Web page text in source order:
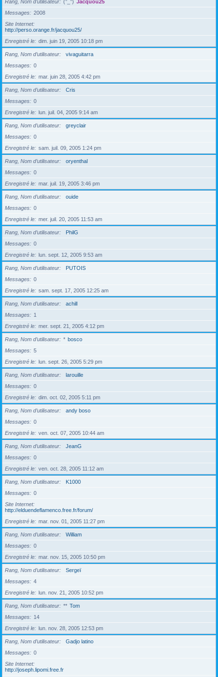
Rang, Nom d’utilisateur (°_°) Jacquou25
Messages
2008
Site Internet
http://perso.orange.fr/jacquou25/
Enregistré le
dim. juin 19, 2005 10:18 pm
Rang, Nom d’utilisateur
vivaguitarra
Messages
0
Enregistré le
mar. juin 28, 2005 4:42 pm
Rang, Nom d’utilisateur
Cris
Messages
0
Enregistré le
lun. juil. 04, 2005 9:14 am
Rang, Nom d’utilisateur
greyclair
Messages
0
Enregistré le
sam. juil. 09, 2005 1:24 pm
Rang, Nom d’utilisateur
oryenthal
Messages
0
Enregistré le
mar. juil. 19, 2005 3:46 pm
Rang, Nom d’utilisateur
ouide
Messages
0
Enregistré le
mer. juil. 20, 2005 11:53 am
Rang, Nom d’utilisateur
PhilG
Messages
0
Enregistré le
lun. sept. 12, 2005 9:53 am
Rang, Nom d’utilisateur
PUTOIS
Messages
0
Enregistré le
sam. sept. 17, 2005 12:25 am
Rang, Nom d’utilisateur
achill
Messages
1
Enregistré le
mer. sept. 21, 2005 4:12 pm
Rang, Nom d’utilisateur * bosco
Messages
5
Enregistré le
lun. sept. 26, 2005 5:29 pm
Rang, Nom d’utilisateur
larouille
Messages
0
Enregistré le
dim. oct. 02, 2005 5:11 pm
Rang, Nom d’utilisateur
andy boso
Messages
0
Enregistré le
ven. oct. 07, 2005 10:44 am
Rang, Nom d’utilisateur
JeanG
Messages
0
Enregistré le
ven. oct. 28, 2005 11:12 am
Rang, Nom d’utilisateur
K1000
Messages
0
Site Internet
http://elduendeflamenco.free.fr/forum/
Enregistré le
mar. nov. 01, 2005 11:27 pm
Rang, Nom d’utilisateur
William
Messages
0
Enregistré le
mar. nov. 15, 2005 10:50 pm
Rang, Nom d’utilisateur
Sergeï
Messages
4
Enregistré le
lun. nov. 21, 2005 10:52 pm
Rang, Nom d’utilisateur ** Tom
Messages
14
Enregistré le
lun. nov. 28, 2005 12:53 pm
Rang, Nom d’utilisateur
Gadjo latino
Messages
0
Site Internet
http://joseph.lipomi.free.fr